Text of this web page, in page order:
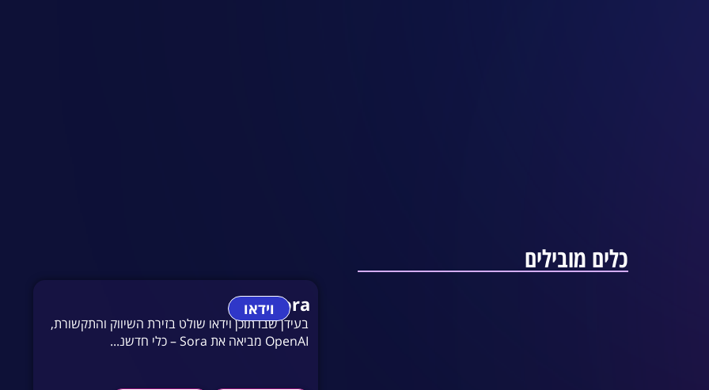
כלים מובילים
וידאוSora
בעידן שבו תוכן וידאו שולט בזירת השיווק והתקשורת,
OpenAI מביאה את Sora – כלי חדשנ...